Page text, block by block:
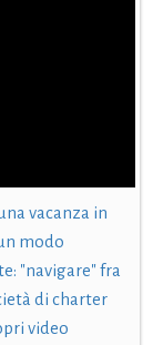
vacanza in
modo
"navigare" fra
di charter
video